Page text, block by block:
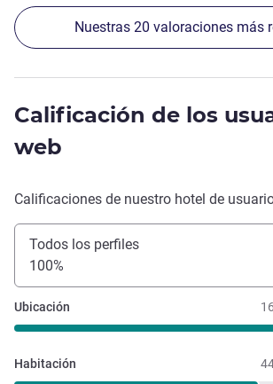
Nuestras 20 valoraciones más
Calificación de los
web
Calificaciones de nuestro hotel de
Todos los perfiles
100%
Ubicación
Habitación